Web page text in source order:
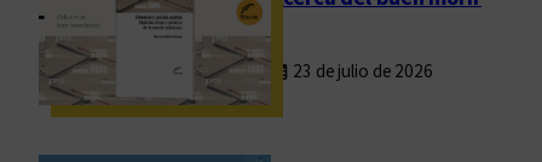
23 de julio de 2026